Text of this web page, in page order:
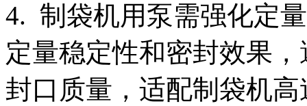
4. 制袋机用泵需强化定
定量稳定性和密封效果
封口质量，适配制袋机